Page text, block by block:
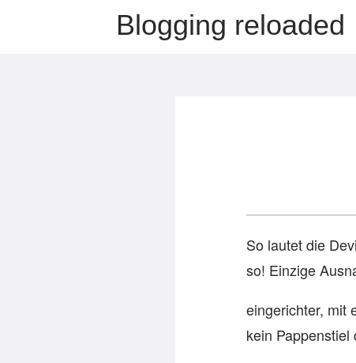
Blogging reloaded
So lautet die
so! Einzige
eingerichter, mit
kein